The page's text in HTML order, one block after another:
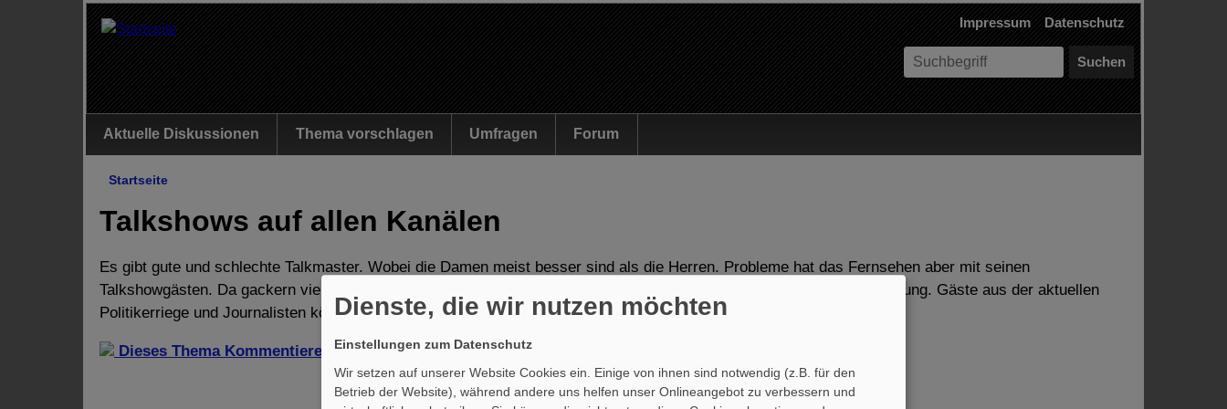
Direkt zum Inhalt
Impressum Datenschutz
u
c
Aktuelle Diskussionen Thema vorschlagen Umfragen Forum
Startseite
Talkshows auf allen Kanälen
Es gibt gute und schlechte Talkmaster. Wobei die Damen meist besser sind als die Herren. Probleme hat das Fernsehen aber mit seinen
Talkshowgästen. Da gackern viele alte Herren über Themen mit denen sie nichts mehr zu tun haben. Ohne Verantwortung. Gäste aus der aktuellen
Politikerriege und Journalisten könnten zielführender und transparenter diskutieren.
Dieses Thema Kommentieren
49% 51%
Dienste, die wir nutzen möchten
Einstellungen zum Datenschutz
Wir setzen auf unserer Website Cookies ein. Einige von ihnen sind notwendig (z.B. für den
Betrieb der Website), während andere uns helfen unser Onlineangebot zu verbessern und